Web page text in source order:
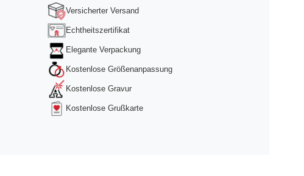
Versicherter Versand
Echtheitszertifikat
Elegante Verpackung
Kostenlose Größenanpassung
Kostenlose Gravur
Kostenlose Grußkarte